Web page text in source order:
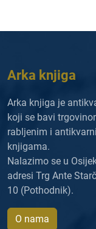
Arka knjiga
Arka knjiga je
koji se bavi
rabljenim i
knjigama.
Nalazimo se u
adresi Trg Ante
10 (Pothodnik).
O nama